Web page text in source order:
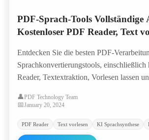
PDF-Sprach-Tools Vollständige
Kostenloser PDF Reader, Text
Entdecken Sie die besten PDF-
Sprachkonvertierungstools, einschließlich
Reader, Textextraktion, Vorlesen lassen
Dokumentenverarbeitung verbessert.
👤PDF Technology Team
📅January 20, 2024
PDF Reader Text vorlesen KI Sprachsynthese